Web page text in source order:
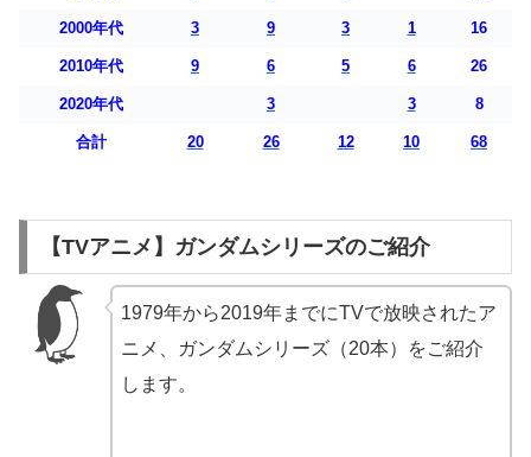
2000年代 3 9 3 1 16
2010年代 9 6 5 6 26
2020年代 3 3 8
合計 20 26 12 10 68
【TVアニメ】ガンダムシリーズのご紹介
1979年から2019年までにTVで放映されたア
ニメ、ガンダムシリーズ（20本）をご紹介
します。